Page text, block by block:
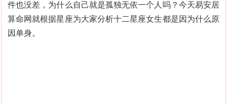
件也没差，为什么自己就是孤独无依一个人吗？今天易安居
算命网就根据星座为大家分析十二星座女生都是因为什么原
因单身。